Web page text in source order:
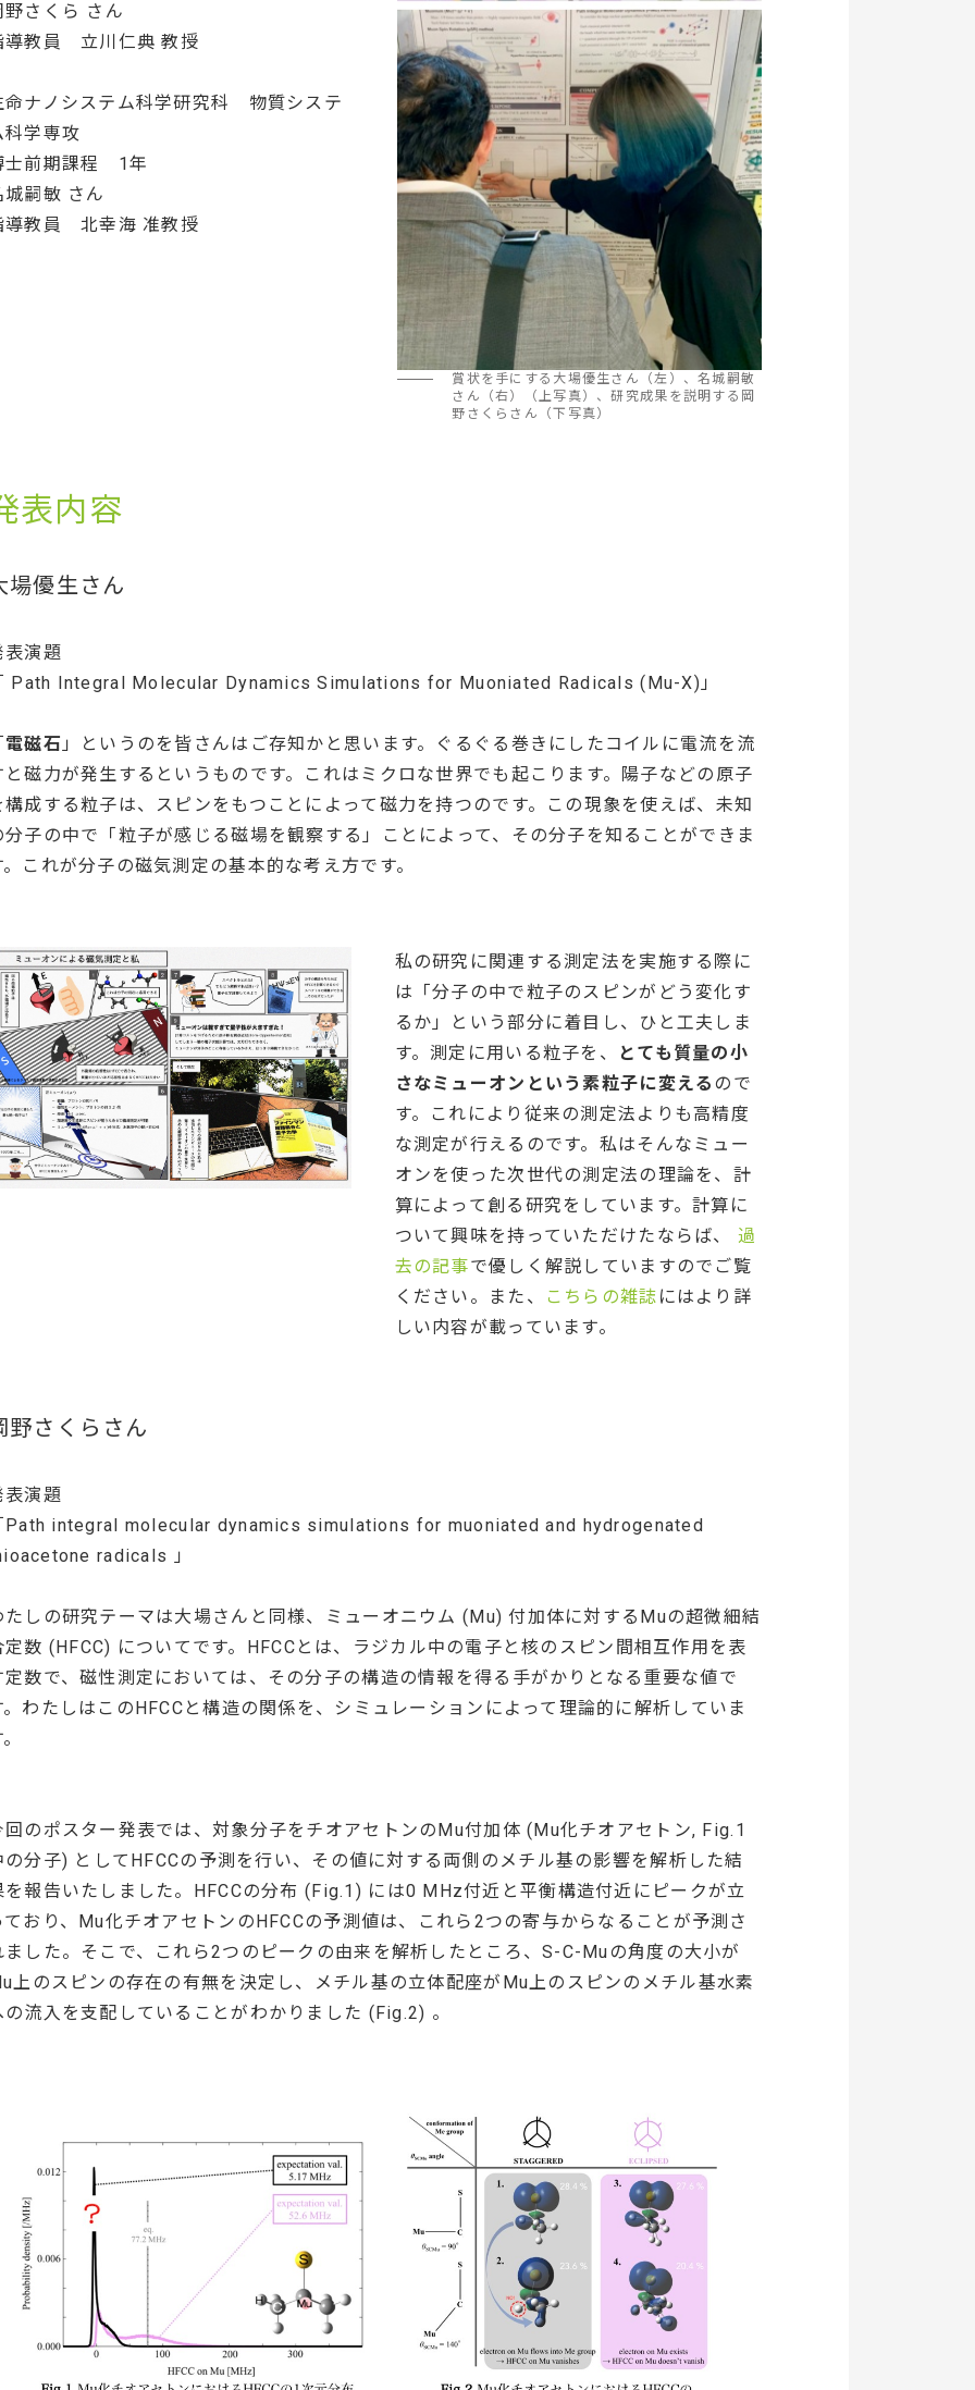
賞状を手にする大場優生さん（左）、名城嗣敏
さん（右）（上写真）、研究成果を説明する岡
野さくらさん（下写真）
野さくら さん
導教員 立川仁典 教授
命ナノシステム科学研究科 物質システ
科学専攻
士前期課程 1年
城嗣敏 さん
導教員 北幸海 准教授
表内容
場優生さん
表演題
Path Integral Molecular Dynamics Simulations for Muoniated Radicals (Mu-X)」
電磁石 」というのを皆さんはご存知かと思います。ぐるぐる巻きにしたコイルに電流を流
と磁力が発生するというものです。これはミクロな世界でも起こります。陽子などの原子
構成する粒子は、スピンをもつことによって磁力を持つのです。この現象を使えば、未知
分子の中で「粒子が感じる磁場を観察する」ことによって、その分子を知ることができま
。これが分子の磁気測定の基本的な考え方です。
私の研究に関連する測定法を実施する際に
は「分子の中で粒子のスピンがどう変化す
るか」という部分に着目し、ひと工夫しま
す。測定に用いる粒子を、
とても質量の小
さなミューオンという素粒子に変える ので
す。これにより従来の測定法よりも高精度
な測定が行えるのです。私はそんなミュー
オンを使った次世代の測定法の理論を、計
算によって創る研究をしています。計算に
ついて興味を持っていただけたならば、 過
去の記事で優しく解説していますのでご覧
ください。また、
こちらの雑誌 にはより詳
しい内容が載っています。
野さくらさん
表演題
Path integral molecular dynamics simulations for muoniated and hydrogenated
radicals 」
たしの研究テーマは大場さんと同様、ミューオニウム (Mu) 付加体に対するMuの超微細結
定数 (HFCC) についてです。HFCCとは、ラジカル中の電子と核のスピン間相互作用を表
定数で、磁性測定においては、その分子の構造の情報を得る手がかりとなる重要な値で
。わたしはこのHFCCと構造の関係を、シミュレーションによって理論的に解析していま
回のポスター発表では、対象分子をチオアセトンのMu付加体 (Mu化チオアセトン, Fig.1
の分子) としてHFCCの予測を行い、その値に対する両側のメチル基の影響を解析した結
を報告いたしました。HFCCの分布 (Fig.1) には0 MHz付近と平衡構造付近にピークが立
ており、Mu化チオアセトンのHFCCの予測値は、これら2つの寄与からなることが予測さ
ました。そこで、これら2つのピークの由来を解析したところ、S-C-Muの角度の大小が
上のスピンの存在の有無を決定し、メチル基の立体配座がMu上のスピンのメチル基水素
の流入を支配していることがわかりました (Fig.2) 。